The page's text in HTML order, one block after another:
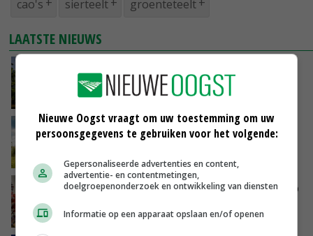
cao's sierteelt groenteteelt
LAATSTE NIEUWS
Kamervragen over onttrekkingsverbod,
minister spreekt van ‘ondernemersrisico’
GISTEREN, 16:27
‘Rendement van Krullvarkens komt van de
overkant’
Oorlogen en El Niño stuwen voedselprijzen op
GISTEREN, 15:04
Nieuwe Oogst vraagt om uw toestemming om uw
persoonsgegevens te gebruiken voor het volgende:
Gepersonaliseerde advertenties en content,
advertentie- en contentmetingen,
doelgroepenonderzoek en ontwikkeling van diensten
Informatie op een apparaat opslaan en/of openen